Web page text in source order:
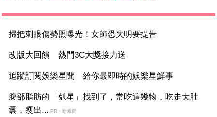
掃把刺眼傷勢照曝光！女師恐失明要提告
改版大回饋 熱門3C大獎接力送
追蹤訂閱娛樂星聞 給你最即時的娛樂星鮮事
腹部脂肪的「剋星」找到了，常吃這幾物，吃走大肚
囊，瘦出... PR・新素簡